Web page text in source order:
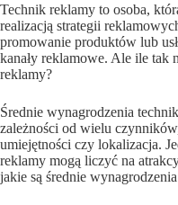
Technik reklamy to osoba,
realizacją strategii
promowanie produktów lub
kanały reklamowe. Ale ile tak
reklamy?
Średnie wynagrodzenia
zależności od wielu
umiejętności czy lokalizacja.
reklamy mogą liczyć na
jakie są średnie